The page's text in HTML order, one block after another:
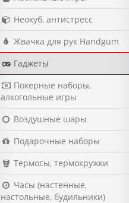
Неокуб, антистресс
Жвачка для рук Handgum
Гаджеты
Покерные наборы,
алкогольные игры
Воздушные шары
Подарочные наборы
Термосы, термокружки
Часы (настенные,
настольные, будильники)